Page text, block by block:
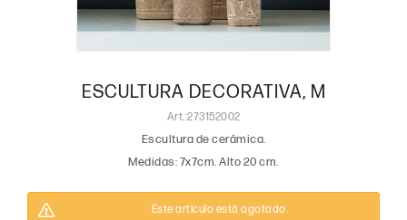
ESCULTURA DECORATIVA, M
273152002
Escultura de cerámica.
Medidas: 7x7cm. Alto 20 cm.
Este artículo está agotado.